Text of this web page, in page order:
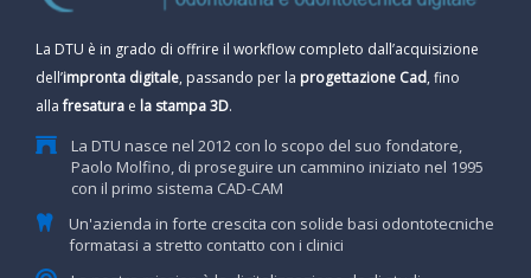
La DTU è in grado di offrire il workflow completo dall’acquisizione
dell’impronta digitale, passando per la progettazione Cad, fino
allafresatura e la stampa 3D.
La DTU nasce nel 2012 con lo scopo del suo fondatore,
Paolo Molfino, di proseguire un cammino iniziato nel 1995
con il primo sistema CAD-CAM
Un'azienda in forte crescita con solide basi odontotecniche
formatasi a stretto contatto con i clinici